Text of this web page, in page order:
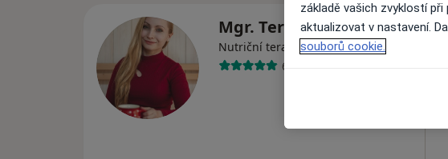
Mgr. Tereza Lunerova
Nutriční terapeut, Terapeut·Více
6 názorů
základě vašich zvyklostí
aktualizovat v nastavení.
souborů cookie.